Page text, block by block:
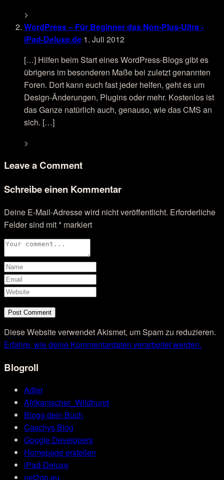
>
WordPress – Für Beginner das Non-Plus-Ultra -
iPad-Deluxe.de 1. Juli 2012
[…] Hilfen beim Start eines WordPress-Blogs gibt es
übrigens im besonderen Maße bei zuletzt genannten
Foren. Dort kann euch fast jeder helfen, geht es um
Design-Änderungen, Plugins oder mehr. Kostenlos ist
das Ganze natürlich auch, genauso, wie das CMS an
sich. […]
>
Leave a Comment
Schreibe einen Kommentar
Deine E-Mail-Adresse wird nicht veröffentlicht. Erforderliche
Felder sind mit* markiert
Diese Website verwendet Akismet, um Spam zu reduzieren.
Erfahre, wie deine Kommentardaten verarbeitet werden.
Blogroll
Adler
Afrikanischer_Wildhund
Blogg dein Buch
Caschys Blog
Google Developers
Homepage erstellen
iPad-Deluxe
net2go.eu